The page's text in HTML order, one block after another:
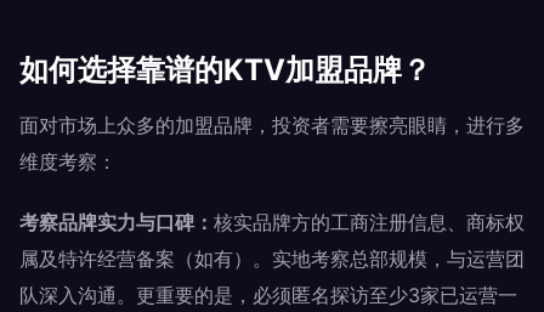
如何选择靠谱的KTV加盟品牌？
面对市场上众多的加盟品牌，投资者需要擦亮眼睛，进行多
维度考察：
考察品牌实力与口碑： 核实品牌方的工商注册信息、商标权
属及特许经营备案（如有）。实地考察总部规模，与运营团
队深入沟通。更重要的是，必须匿名探访至少3家已运营一